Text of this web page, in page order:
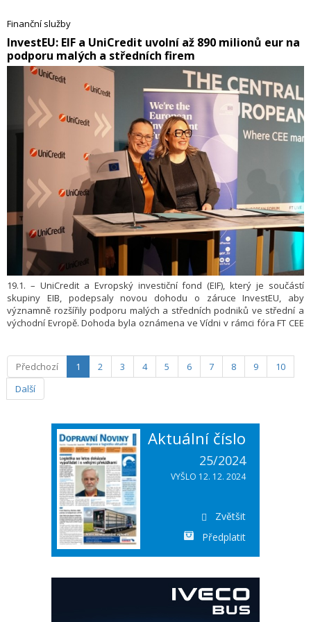
nemusí ztrácet čas u pokladny.
Finanční služby
​InvestEU: EIF a UniCredit uvolní až 890 milionů eur na
podporu malých a středních firem
19.1. – UniCredit a Evropský investiční fond (EIF), který je součástí
skupiny EIB, podepsaly novou dohodu o záruce InvestEU, aby
významně rozšířily podporu malých a středních podniků ve střední a
východní Evropě. Dohoda byla oznámena ve Vídni v rámci fóra FT CEE
investorů, tvůrců politik a zástupců firem, kteří společně utvářejí
budoucnost střední a východní Evropy.
Předchozí 1 2 3 4 5 6 7 8 9
10
Další
Aktuální číslo
25/2024
VYŠLO 12. 12. 2024
Zvětšit
Předplatit